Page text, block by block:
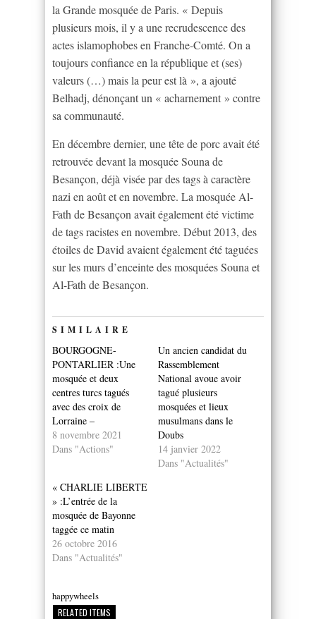
la Grande mosquée de Paris. « Depuis
plusieurs mois, il y a une recrudescence des
actes islamophobes en Franche-Comté. On a
toujours confiance en la république et (ses)
valeurs (…) mais la peur est là », a ajouté
Belhadj, dénonçant un « acharnement » contre
sa communauté.
En décembre dernier, une tête de porc avait été
retrouvée devant la mosquée Souna de
Besançon, déjà visée par des tags à caractère
nazi en août et en novembre. La mosquée Al-
Fath de Besançon avait également été victime
de tags racistes en novembre. Début 2013, des
étoiles de David avaient également été taguées
sur les murs d’enceinte des mosquées Souna et
Al-Fath de Besançon.
SIMILAIRE
BOURGOGNE-
PONTARLIER :Une
mosquée et deux
centres turcs tagués
avec des croix de
Lorraine –
8 novembre 2021
Dans "Actions"
Un ancien candidat du
Rassemblement
National avoue avoir
tagué plusieurs
mosquées et lieux
musulmans dans le
Doubs
14 janvier 2022
Dans "Actualités"
« CHARLIE LIBERTE
» :L’entrée de la
mosquée de Bayonne
taggée ce matin
26 octobre 2016
Dans "Actualités"
happywheels
RELATED ITEMS